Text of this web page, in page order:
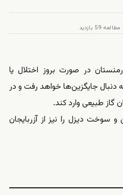
·59 بازدید
در صورت بروز اختلال یا
دنبال جایگزین‌ها خواهد رفت و در
گاز طبیعی وارد کند.
سوخت دیزل را نیز از آزربایجان